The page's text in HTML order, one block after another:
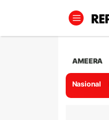
AMEERA
Nasional